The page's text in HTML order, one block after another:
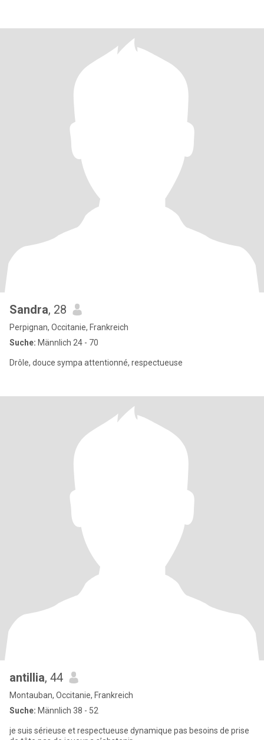
Sandra, 28
Perpignan, Occitanie, Frankreich
Suche: Männlich 24 - 70
Drôle, douce sympa attentionné, respectueuse
antillia, 44
Montauban, Occitanie, Frankreich
Suche: Männlich 38 - 52
je suis sérieuse et respectueuse dynamique pas besoins de prise